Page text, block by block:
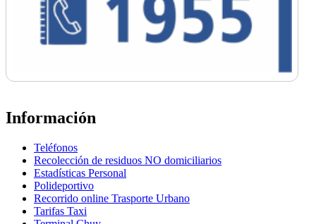
Información
Teléfonos
Recolección de residuos NO domiciliarios
Estadísticas Personal
Polideportivo
Recorrido online Trasporte Urbano
Tarifas Taxi